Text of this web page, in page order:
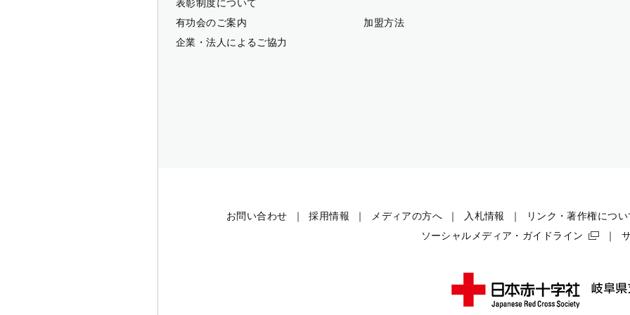
表彰制度について
有功会のご案内
企業・法人によるご協力
加盟方法
お問い合わせ 採用情報 メディアの方へ 入札情報
リンク・著作権につ
ソーシャルメディア・ガイドライン